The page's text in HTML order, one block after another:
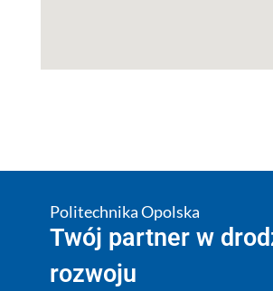
Politechnika Opolska
Twój partner w
rozwoju